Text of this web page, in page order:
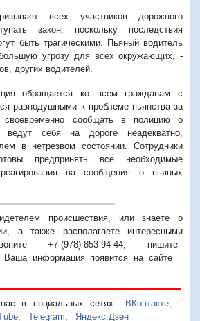
всех участников дорожного
закон, поскольку последствия
быть трагическими. Пьяный водитель
большую угрозу для всех окружающих, -
других водителей.
обращается ко всем гражданам с
равнодушными к проблеме пьянства за
сообщать в полицию о
ведут себя на дороге неадекватно,
в нетрезвом состоянии. Сотрудники
предпринять все необходимые
на сообщения о пьяных
происшествия, или знаете о
а также располагаете интересными
+7-(978)-853-94-44, пишите
информация появится на сайте
нас в социальных сетях ВКонтакте,
Telegram Яндекс.Дзен